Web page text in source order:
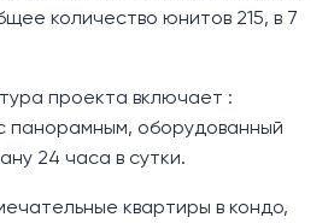
количество юнитов 215, в 7
проекта включает :
панорамным, оборудованный
24 часа в сутки.
квартиры в кондо,